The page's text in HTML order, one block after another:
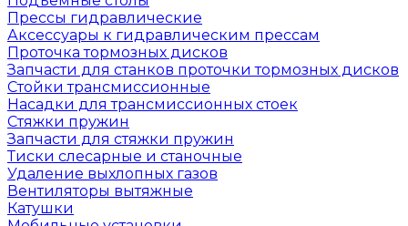
Прессы гидравлические
Аксессуары к гидравлическим прессам
Проточка тормозных дисков
Запчасти для станков проточки тормозных дисков
Стойки трансмиссионные
Насадки для трансмиссионных стоек
Стяжки пружин
Запчасти для стяжки пружин
Тиски слесарные и станочные
Удаление выхлопных газов
Вентиляторы вытяжные
Катушки